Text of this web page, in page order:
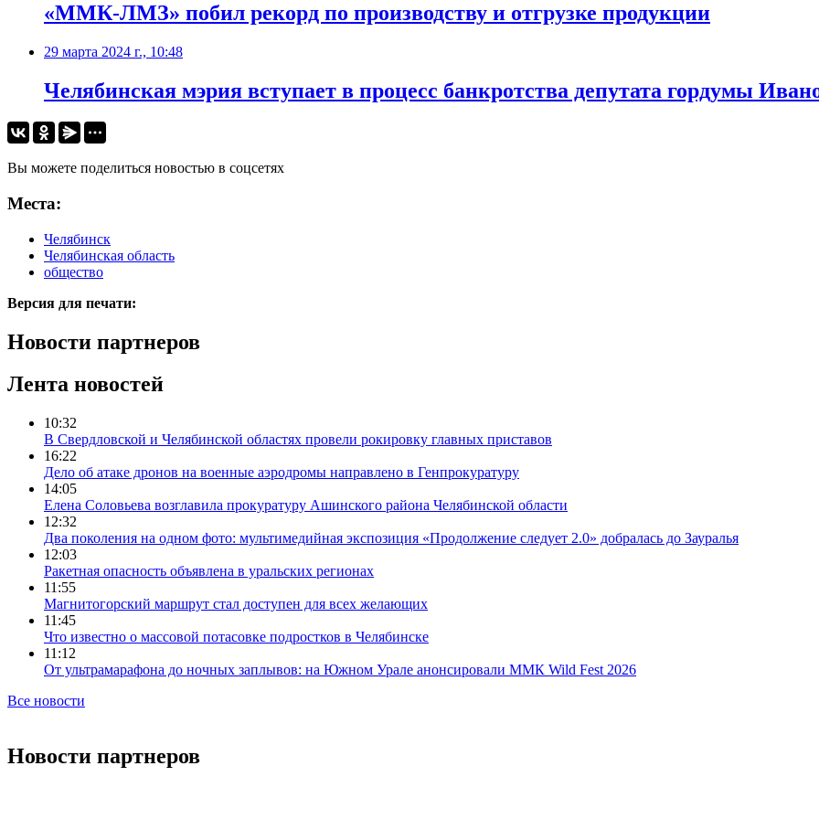
«ММК-ЛМЗ» побил рекорд по производству и отгрузке продукции
29 марта 2024 г., 10:48
Челябинская мэрия вступает в процесс банкротства депутата гордумы
Вы можете поделиться новостью в соцсетях
Места:
Челябинск
Челябинская область
общество
Версия для печати:
Новости партнеров
Лента новостей
10:32
В Свердловской и Челябинской областях провели рокировку главных приставов
16:22
Дело об атаке дронов на военные аэродромы направлено в Генпрокуратуру
14:05
Елена Соловьева возглавила прокуратуру Ашинского района Челябинской области
12:32
Два поколения на одном фото: мультимедийная экспозиция «Продолжение следует 2.0» добралась до Зауралья
12:03
Ракетная опасность объявлена в уральских регионах
11:55
Магнитогорский маршрут стал доступен для всех желающих
11:45
Что известно о массовой потасовке подростков в Челябинске
11:12
От ультрамарафона до ночных заплывов: на Южном Урале анонсировали ММК Wild Fest 2026
Все новости
Новости партнеров